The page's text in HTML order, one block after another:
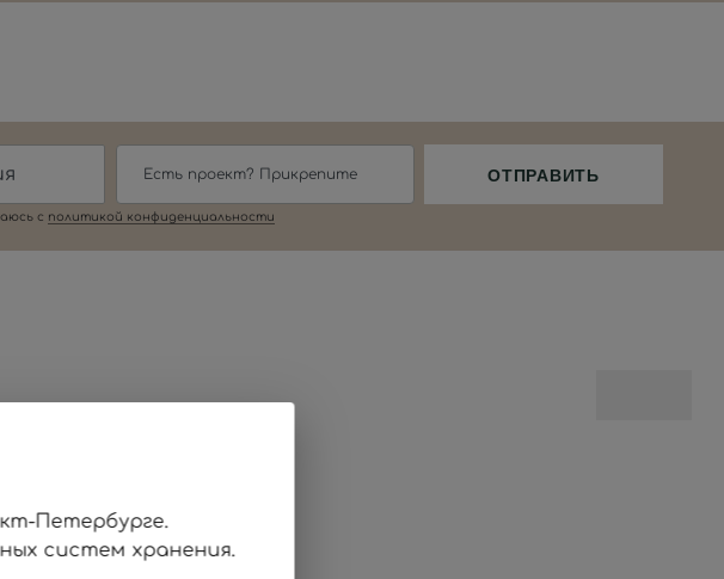
Есть проект? Прикрепите ОТПРАВИТЬ
c политикой конфиденциальности
Петербурге.
систем хранения.